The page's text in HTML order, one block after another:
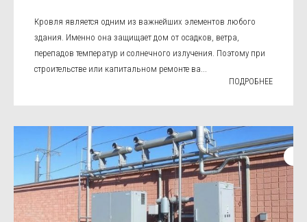
Кровля является одним из важнейших элементов любого
здания. Именно она защищает дом от осадков, ветра,
перепадов температур и солнечного излучения. Поэтому при
строительстве или капитальном ремонте ва...
ПОДРОБНЕЕ